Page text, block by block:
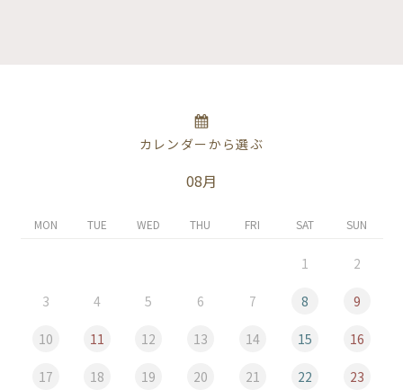
カレンダーから選ぶ
08月
MON TUE WED THU FRI SAT SUN
1 2
3 4 5 6 7 8 9
10 11 12 13 14 15 16
17 18 19 20 21 22 23